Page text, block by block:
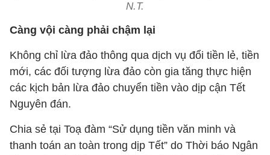
N.T.
Càng vội càng phải chậm lại
Không chỉ lừa đảo thông qua dịch vụ đổi tiền lẻ, tiền
mới, các đối tượng lừa đảo còn gia tăng thực hiện
các kịch bản lừa đảo chuyển tiền vào dịp cận Tết
Nguyên đán.
Chia sẻ tại Toạ đàm “Sử dụng tiền văn minh và
thanh toán an toàn trong dịp Tết” do Thời báo Ngân